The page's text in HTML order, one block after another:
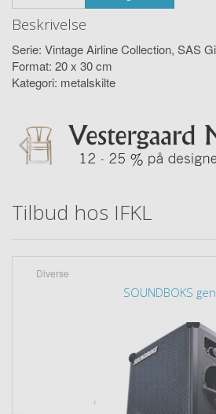
Beskrivelse
Serie: Vintage Airline Collection, SAS
Format: 20 x 30 cm
Kategori: metalskilte
Tilbud hos IFKL
Diverse
SOUNDBOKS